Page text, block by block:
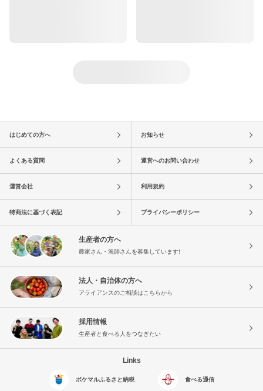
はじめての方へ お知らせ
よくある質問 運営へのお問い合わせ
運営会社 利用規約
特商法に基づく表記 プライバシーポリシー
生産者の方へ
農家さん・漁師さんを募集しています!
法人・自治体の方へ
アライアンスのご相談はこちらから
採用情報
生産者と食べる人をつなぎたい
Links
ポケマルふるさと納税 食べる通信